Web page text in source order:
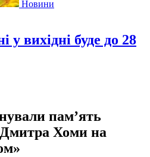
Новини
вихідні буде до 28
пам’ять
Дмитра Хоми на